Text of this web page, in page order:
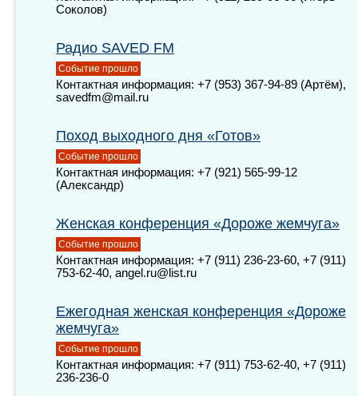
Соколов)
Радио SAVED FM
Событие прошло
Контактная информация: +7 (953) 367-94-89 (Артём),
savedfm@mail.ru
Поход выходного дня «Готов»
Событие прошло
Контактная информация: +7 (921) 565-99-12
(Александр)
Женская конференция «Дороже жемчуга»
Событие прошло
Контактная информация: +7 (911) 236-23-60, +7 (911)
753-62-40, angel.ru@list.ru
Ежегодная женская конференция «Дороже
жемчуга»
Событие прошло
Контактная информация: +7 (911) 753-62-40, +7 (911)
236-236-0